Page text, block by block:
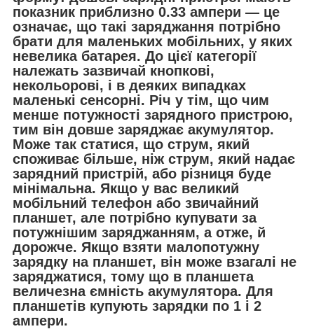
показник приблизно 0.33 ампери — це
означає, що такі заряджання потрібно
брати для маленьких мобільних, у яких
невелика батарея. До цієї категорії
належать зазвичай кнопкові,
некольорові, і в деяких випадках
маленькі сенсорні. Річ у тім, що чим
менше потужності зарядного пристрою,
тим він довше заряджає акумулятор.
Може так статися, що струм, який
споживає більше, ніж струм, який надає
зарядний пристрій, або різниця буде
мінімальна. Якщо у вас великий
мобільний телефон або звичайний
планшет, але потрібно купувати за
потужнішим заряджанням, а отже, й
дорожче. Якщо взяти малопотужну
зарядку на планшет, він може взагалі не
заряджатися, тому що в планшета
величезна ємність акумулятора. Для
планшетів купують зарядки по 1 і 2
ампери.